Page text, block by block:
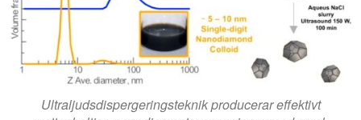
Ultraljudsdispergeringsteknik producerar effektivt